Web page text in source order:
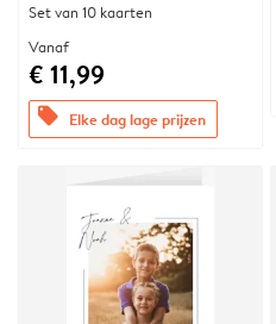
Set van 10 kaarten
Vanaf
€ 11,99
offers Elke dag lage prijzen